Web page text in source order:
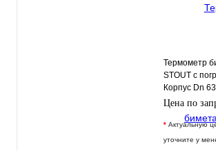
Термометр
STOUT с
Корпус Dn
1/2"
Цена по
* Актуальную
уточните у